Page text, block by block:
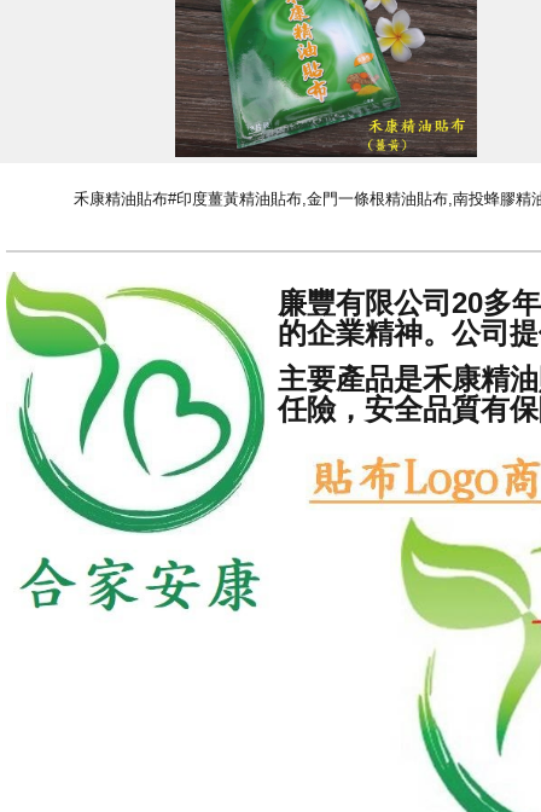
禾康精油貼布#印度薑黃精油貼布,金門一條根精油貼布,南投蜂膠精
廉豐有限公司20多
的企業精神。公司
主要產品是禾康精
任險，安全品質有